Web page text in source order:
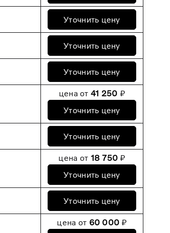
Уточнить цену
Уточнить цену
Уточнить цену
цена от 41 250 ₽
Уточнить цену
Уточнить цену
цена от 18 750 ₽
Уточнить цену
Уточнить цену
цена от 60 000 ₽